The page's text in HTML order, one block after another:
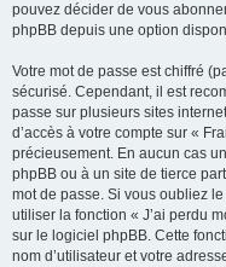
pouvez décider de vous
phpBB depuis une option
Votre mot de passe est chiffré
sécurisé. Cependant, il est
passe sur plusieurs sites
d’accès à votre compte sur «
précieusement. En aucun cas
phpBB ou à un site de tierce
mot de passe. Si vous oubliez
utiliser la fonction « J’ai perdu
sur le logiciel phpBB. Cette
nom d’utilisateur et votre